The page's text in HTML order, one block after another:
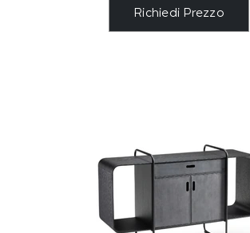
Richiedi Prezzo